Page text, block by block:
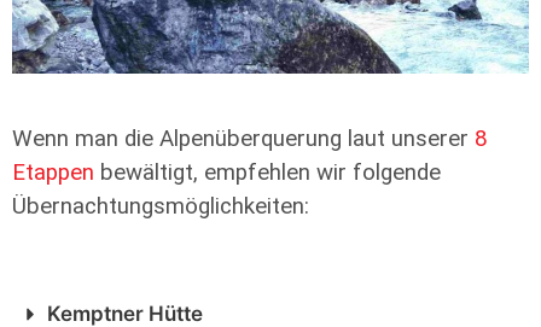
Wenn man die Alpenüberquerung laut unserer 8
Etappen bewältigt, empfehlen wir folgende
Übernachtungsmöglichkeiten:
Kemptner Hütte